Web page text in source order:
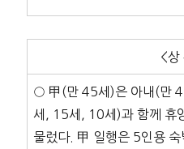
<상
○ 甲(만 45세)은 아내(만
세, 15세, 10세)과 함께 휴
물렀다. 甲 일행은 5인용